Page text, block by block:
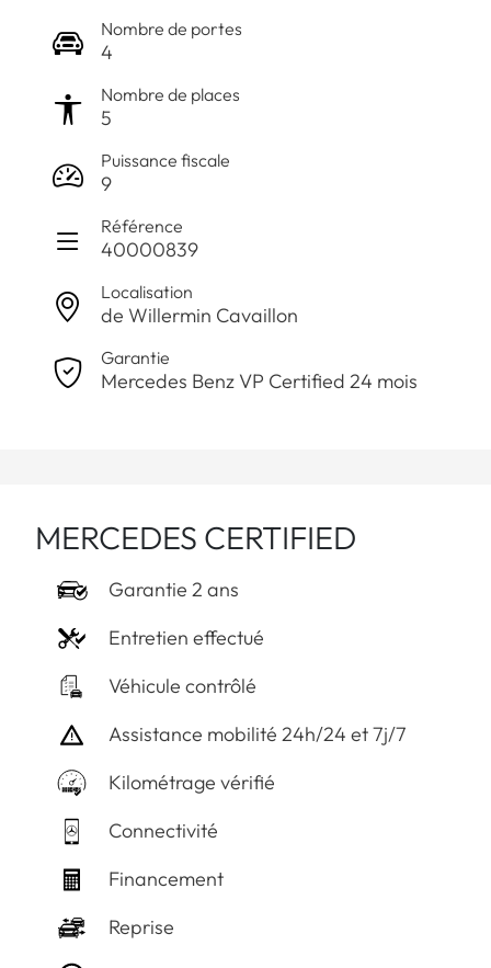
Nombre de portes
4
Nombre de places
5
Puissance fiscale
9
Référence
40000839
Localisation
de Willermin Cavaillon
Garantie
Mercedes Benz VP Certified 24 mois
MERCEDES CERTIFIED
Garantie 2 ans
Entretien effectué
Véhicule contrôlé
Assistance mobilité 24h/24 et 7j/7
Kilométrage vérifié
Connectivité
Financement
Reprise